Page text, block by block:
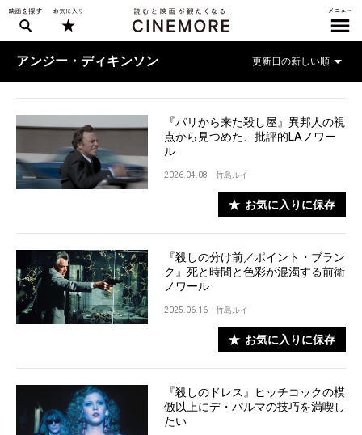
アンジー・ディキンソン
『パリから来た殺し屋』異邦人の視
点から見つめた、批評的LAノワー
ル
2026.04.08 竹島ルイ
お気に入りに保存
『殺しの分け前／ポイント・ブラン
ク』死と時間と色彩が混濁する前衛
ノワール
2025.06.16 竹島ルイ
お気に入りに保存
『殺しのドレス』ヒッチコックの模
倣以上にデ・パルマの技巧を満喫し
たい